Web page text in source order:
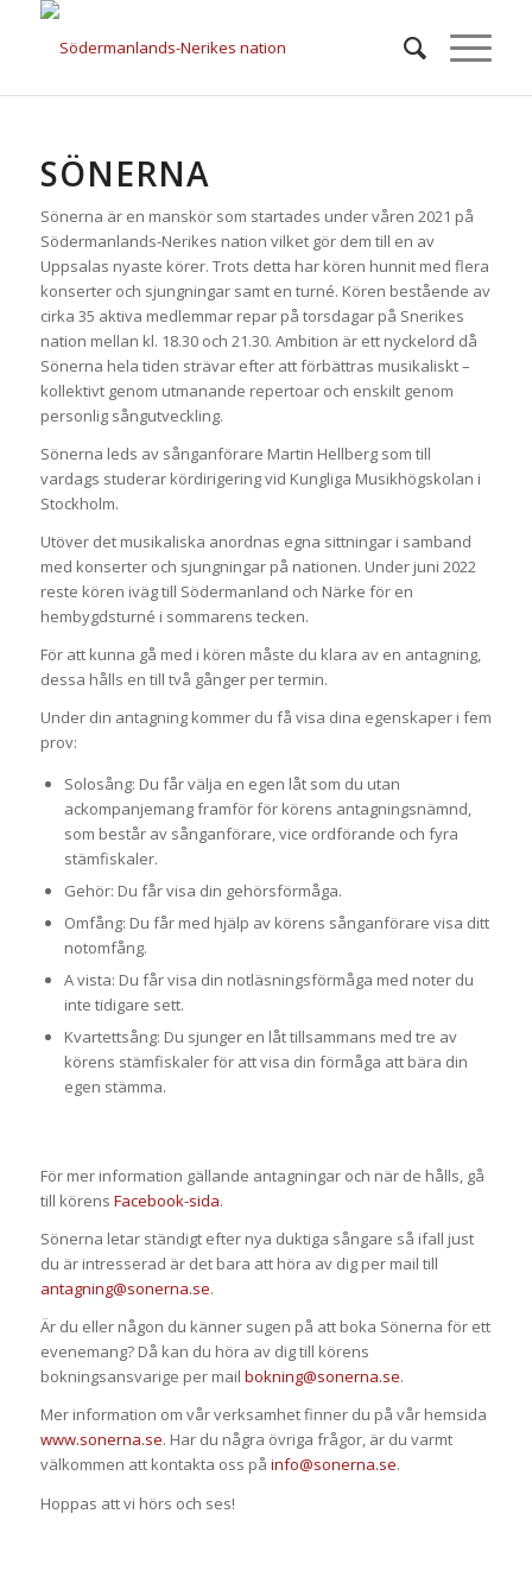
SÖNERNA
Sönerna är en manskör som startades under våren 2021 på
Södermanlands-Nerikes nation vilket gör dem till en av
Uppsalas nyaste körer. Trots detta har kören hunnit med flera
konserter och sjungningar samt en turné. Kören bestående av
cirka 35 aktiva medlemmar repar på torsdagar på Snerikes
nation mellan kl. 18.30 och 21.30. Ambition är ett nyckelord då
Sönerna hela tiden strävar efter att förbättras musikaliskt –
kollektivt genom utmanande repertoar och enskilt genom
personlig sångutveckling.
Sönerna leds av sånganförare Martin Hellberg som till
vardags studerar kördirigering vid Kungliga Musikhögskolan i
Stockholm.
Utöver det musikaliska anordnas egna sittningar i samband
med konserter och sjungningar på nationen. Under juni 2022
reste kören iväg till Södermanland och Närke för en
hembygdsturné i sommarens tecken.
För att kunna gå med i kören måste du klara av en antagning,
dessa hålls en till två gånger per termin.
Under din antagning kommer du få visa dina egenskaper i fem
prov:
Solosång: Du får välja en egen låt som du utan
ackompanjemang framför för körens antagningsnämnd,
som består av sånganförare, vice ordförande och fyra
stämfiskaler.
Gehör: Du får visa din gehörsförmåga.
Omfång: Du får med hjälp av körens sånganförare visa ditt
notomfång.
A vista: Du får visa din notläsningsförmåga med noter du
inte tidigare sett.
Kvartettsång: Du sjunger en låt tillsammans med tre av
körens stämfiskaler för att visa din förmåga att bära din
egen stämma.
För mer information gällande antagningar och när de hålls, gå
till körens Facebook-sida.
Sönerna letar ständigt efter nya duktiga sångare så ifall just
du är intresserad är det bara att höra av dig per mail till
antagning@sonerna.se.
Är du eller någon du känner sugen på att boka Sönerna för ett
evenemang? Då kan du höra av dig till körens
bokningsansvarige per mail bokning@sonerna.se.
Mer information om vår verksamhet finner du på vår hemsida
www.sonerna.se. Har du några övriga frågor, är du varmt
välkommen att kontakta oss på info@sonerna.se.
Hoppas att vi hörs och ses!